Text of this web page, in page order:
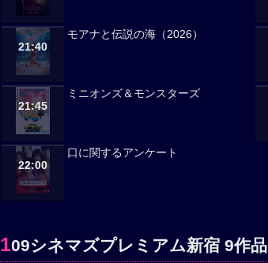
21:40
モアナと伝説の海（2026）
21:45
ミニオンズ＆モンスターズ
22:00
口に関するアンケート
109シネマズプレミアム新宿 9作品